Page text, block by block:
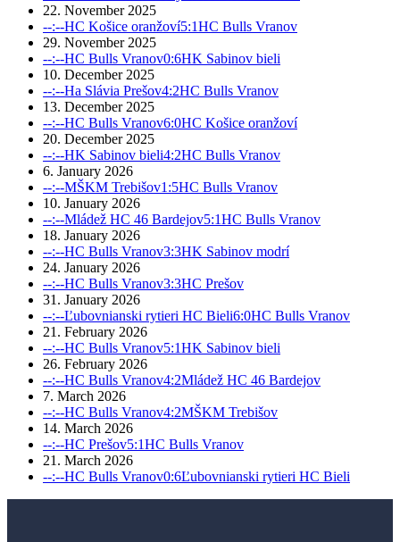
22. November 2025
--:--HC Košice oranžoví5:1HC Bulls Vranov
29. November 2025
--:--HC Bulls Vranov0:6HK Sabinov bieli
10. December 2025
--:--Ha Slávia Prešov4:2HC Bulls Vranov
13. December 2025
--:--HC Bulls Vranov6:0HC Košice oranžoví
20. December 2025
--:--HK Sabinov bieli4:2HC Bulls Vranov
6. January 2026
--:--MŠKM Trebišov1:5HC Bulls Vranov
10. January 2026
--:--Mládež HC 46 Bardejov5:1HC Bulls Vranov
18. January 2026
--:--HC Bulls Vranov3:3HK Sabinov modrí
24. January 2026
--:--HC Bulls Vranov3:3HC Prešov
31. January 2026
--:--Ľubovnianski rytieri HC Bieli6:0HC Bulls Vranov
21. February 2026
--:--HC Bulls Vranov5:1HK Sabinov bieli
26. February 2026
--:--HC Bulls Vranov4:2Mládež HC 46 Bardejov
7. March 2026
--:--HC Bulls Vranov4:2MŠKM Trebišov
14. March 2026
--:--HC Prešov5:1HC Bulls Vranov
21. March 2026
--:--HC Bulls Vranov0:6Ľubovnianski rytieri HC Bieli